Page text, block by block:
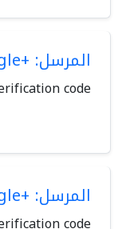
المرسل: +Google
code.
المرسل: +Google
code.